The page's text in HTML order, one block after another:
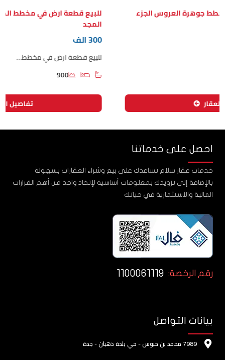
جوهرة العروس الجزء
المجد
300 الف
للبيع قطعة ارض في مخطط…
900
تفاصيل
احصل على خدماتنا
خدمات عقار سلام تساعدك على بيع وشراء العقارات بسهولة
بالإضافة إلى تزويدك بمعلومات أساسية لإتخاذ واحد من أهم القرارات
المالية والاستثمارية في حياتك
رقم الرخصة: 1100061119
بيانات التواصل
7989 محمد بن حبوس - حي بلدة ذهبان - جدة